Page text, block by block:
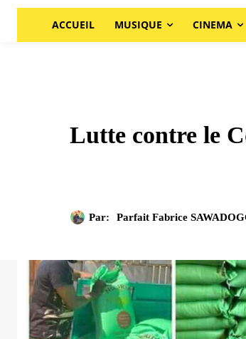
ACCUEIL MUSIQUE CINEMA
Lutte contre le
Par: Parfait Fabrice